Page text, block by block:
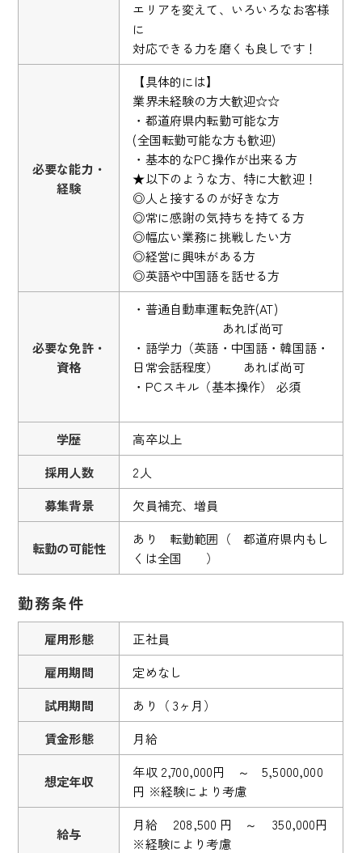
エリアを変えて、いろいろなお客様
に
対応できる力を磨くも良しです！
必要な能力・
経験
【具体的には】
業界未経験の方大歓迎☆☆
・都道府県内転勤可能な方
(全国転勤可能な方も歓迎)
・基本的なPC操作が出来る方
★以下のような方、特に大歓迎！
◎人と接するのが好きな方
◎常に感謝の気持ちを持てる方
◎幅広い業務に挑戦したい方
◎経営に興味がある方
◎英語や中国語を話せる方
必要な免許・
資格
・普通自動車運転免許(AT)
あれば尚可
・語学力（英語・中国語・韓国語・
日常会話程度） あれば尚可
・PCスキル（基本操作） 必須
学歴
高卒以上
採用人数
2人
募集背景
欠員補充、増員
転勤の可能性
あり 転勤範囲（ 都道府県内もし
くは全国 ）
勤務条件
雇用形態
正社員
雇用期間
定めなし
試用期間
あり（ 3ヶ月）
賃金形態
月給
想定年収
年収 2,700,000円 ～ 5,5000,000
円 ※経験により考慮
給与
月給 208,500 円 ～ 350,000円
※経験により考慮